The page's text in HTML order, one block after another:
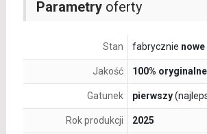
Parametryoferty
Stan fabrycznie nowe
Jakość 100% oryginalne
Gatunek pierwszy
Rok produkcji 2025